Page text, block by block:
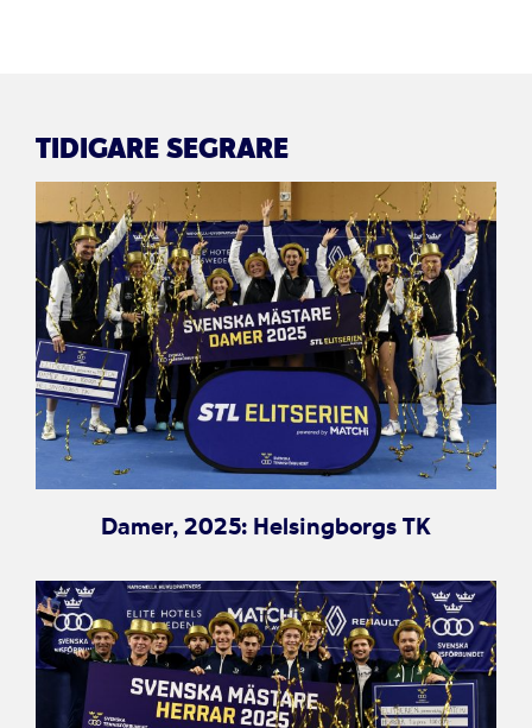
TIDIGARE SEGRARE
Damer, 2025: Helsingborgs TK